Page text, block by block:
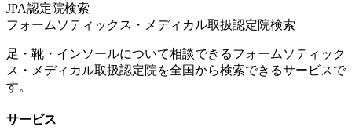
JPA認定院検索
フォームソティックス・メディカル取扱認定院検索
足・靴・インソールについて相談できるフォームソティック
ス・メディカル取扱認定院を全国から検索できるサービスで
す。
サービス